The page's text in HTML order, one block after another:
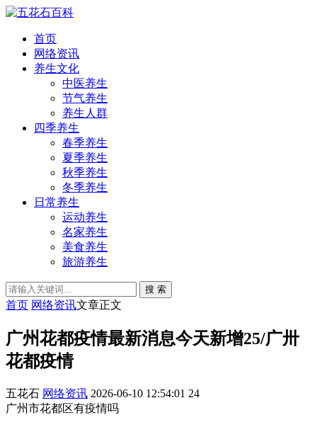
首页
网络资讯
养生文化
中医养生
节气养生
养生人群
四季养生
春季养生
夏季养生
秋季养生
冬季养生
日常养生
运动养生
名家养生
美食养生
旅游养生
搜 索
首页 网络资讯文章正文
广州花都疫情最新消息今天新增25/广卅
花都疫情
五花石 网络资讯 2026-06-10 12:54:01 24
广州市花都区有疫情吗